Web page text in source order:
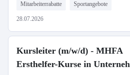
Mitarbeiterrabatte Sportangebote
28.07.2026
Kursleiter (m/w/d) - MHFA
Ersthelfer-Kurse in